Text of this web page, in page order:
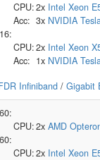
CPU:2x Intel Xeon
Acc: 3x NVIDIA
16:
CPU:2x Intel Xeon
Acc: 1x NVIDIA
Infiniband / Gigabit
60:
CPU:2x AMD
60:
CPU:2x Intel Xeon